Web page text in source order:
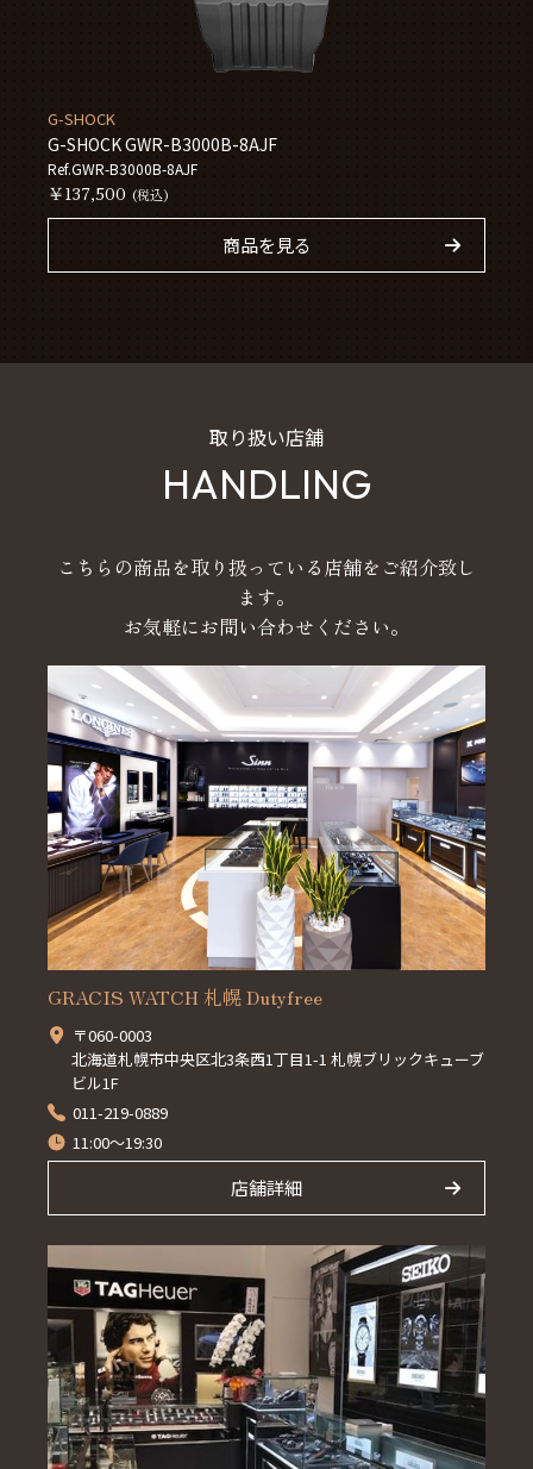
G-SHOCK
G-SHOCK GWR-B3000B-8AJF
Ref.GWR-B3000B-8AJF
￥137,500 (税込)
商品を見る
取り扱い店舗
HANDLING
こちらの商品を取り扱っている店舗をご紹介致し
ます。
お気軽にお問い合わせください。
GRACIS WATCH 札幌 Dutyfree
〒060-0003
北海道札幌市中央区北3条西1丁目1-1 札幌ブリックキューブ
ビル1F
011-219-0889
11:00～19:30
店舗詳細